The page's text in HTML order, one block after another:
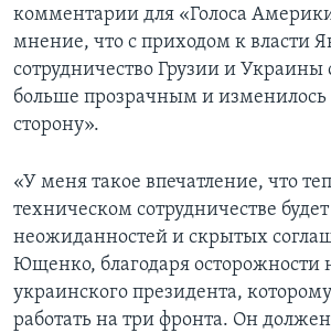
комментарии для «Голоса
мнение, что с приходом к власти
сотрудничество Грузии и Украины
больше прозрачным и
сторону».
«У меня такое впечатление, что
техническом сотрудничестве
неожиданностей и скрытых
Ющенко, благодаря
украинского президента,
работать на три фронта. Он